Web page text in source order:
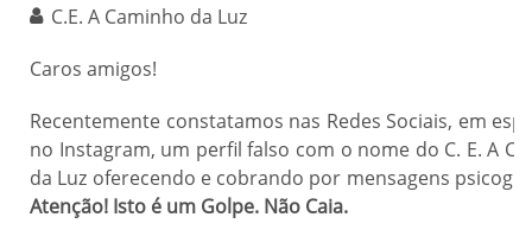
C.E. A Caminho da Luz
Caros amigos!
Recentemente constatamos nas Redes Sociais, em
no Instagram, um perfil falso com o nome do C. E. A
da Luz oferecendo e cobrando por mensagens
Atenção! Isto é um Golpe. Não Caia.